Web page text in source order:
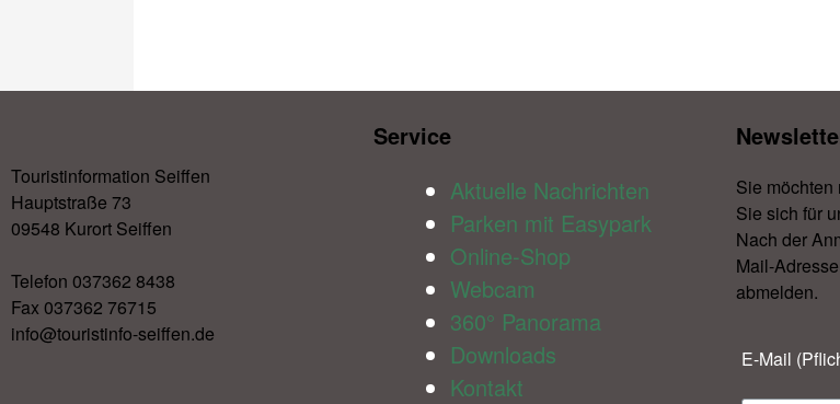
Touristinformation Seiffen
Hauptstraße 73
09548 Kurort Seiffen
Telefon 037362 8438
Fax 037362 76715
info@touristinfo-seiffen.de
Service​
Aktuelle Nachrichten
Parken mit Easypark
Online-Shop
Webcam
360° Panorama
Downloads
Kontakt
Sie
Sie sich für
Nach der
Mail-
abmelden.​
E-Mail